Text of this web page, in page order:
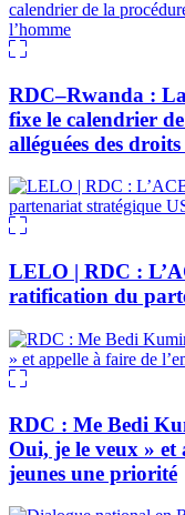
RDC–Rwanda :
fixe le calendrier
alléguées des
LELO | RDC :
ratification du
RDC : Me Bedi
Oui, je le veux » et
jeunes une priorité